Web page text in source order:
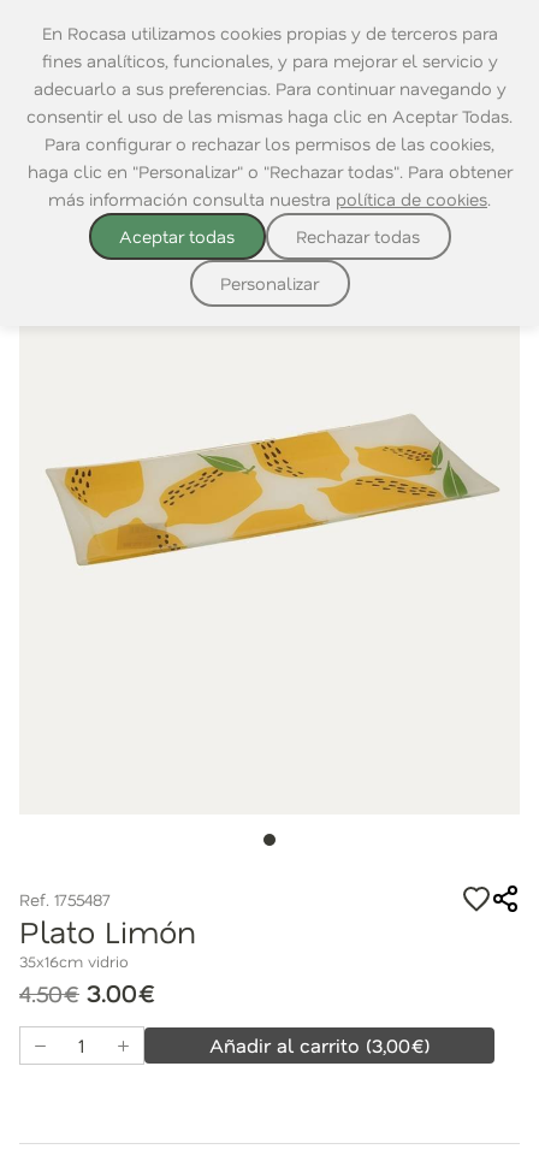
En Rocasa utilizamos cookies propias y de terceros para
fines analíticos, funcionales, y para mejorar el servicio y
adecuarlo a sus preferencias. Para continuar navegando y
consentir el uso de las mismas haga clic en Aceptar Todas.
Para configurar o rechazar los permisos de las cookies,
haga clic en "Personalizar" o "Rechazar todas". Para obtener
más información consulta nuestra política de cookies.
Aceptar todas
Rechazar todas
Personalizar
Home|Mesa|Para Comer Platos
Ref. 1755487
Plato Limón
35x16cm vidrio
4.50€ 3.00€
Añadir al carrito (3,00€)